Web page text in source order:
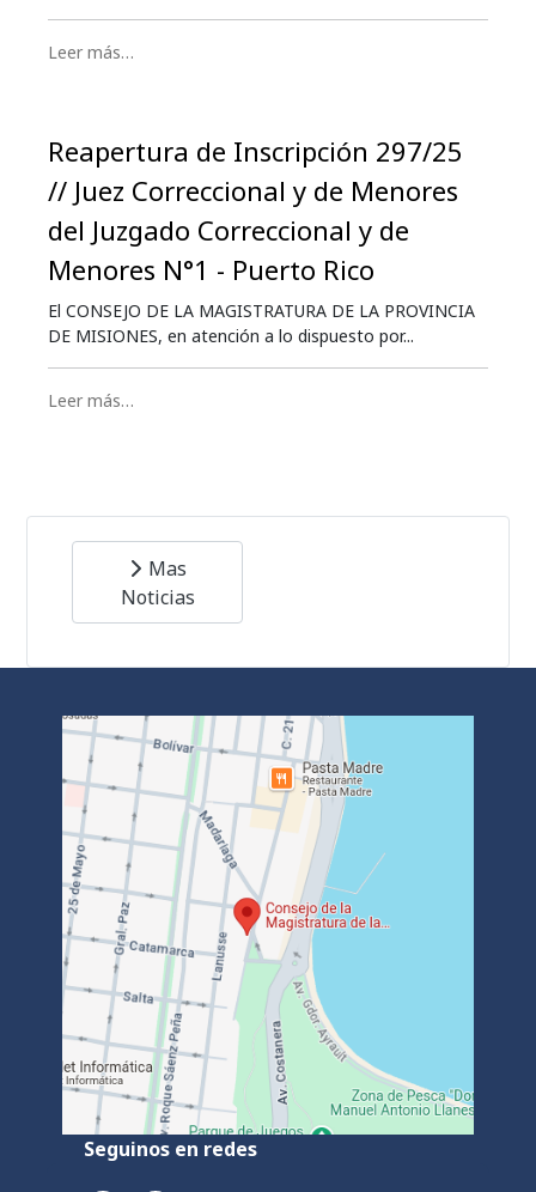
Leer más…
Reapertura de Inscripción 297/25
// Juez Correccional y de Menores
del Juzgado Correccional y de
Menores N°1 - Puerto Rico
El CONSEJO DE LA MAGISTRATURA DE LA PROVINCIA
DE MISIONES, en atención a lo dispuesto por...
Leer más…
Mas
Noticias
Seguinos en redes